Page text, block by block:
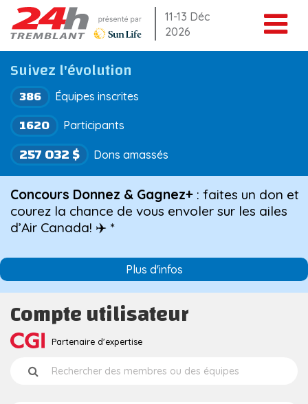
Aller
au
contenu
11-13 Déc
2026
Suivez l'évolution
386 Équipes inscrites
257 032 $ Dons amassés
1620 Participants
Concours Donnez & Gagnez+ : faites un don et
courez la chance de vous envoler sur les ailes
d’Air Canada! ✈️ *
Plus d'infos
Compte utilisateur
Partenaire d'expertise